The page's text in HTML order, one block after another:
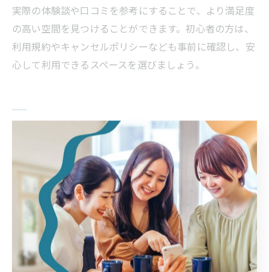
実際の体験談や口コミを参考にすることで、より満足度
の高い空間を見つけることができます。初心者の方は、
利用規約やキャンセルポリシーなども事前に確認し、安
心して利用できるスペースを選びましょう。
撮影やコスプレに最適な新潟の選び
新潟で選ぶ撮影向けレンタルスペース
新潟県新潟市や上越市では、撮影に特化したレンタルス
ペースが数多く提供されています。これらのスペース
は、自然光がたっぷり差し込む窓辺や、ゴージャスなシ
ャンデリアが印象的な空間など、写真映えするインテリ